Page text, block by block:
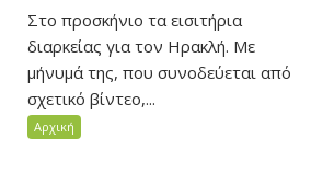
Στο προσκήνιο τα εισιτήρια
διαρκείας για τον Ηρακλή. Με
μήνυμά της, που συνοδεύεται από
σχετικό βίντεο,...
Αρχική